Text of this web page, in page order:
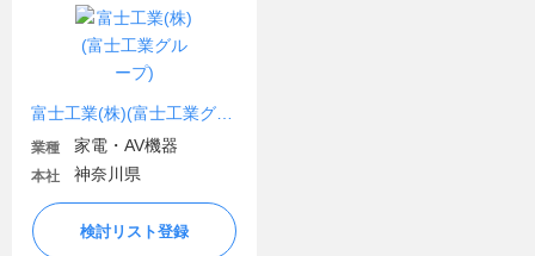
業種 家電・AV機器
本社 神奈川県
検討リスト登録